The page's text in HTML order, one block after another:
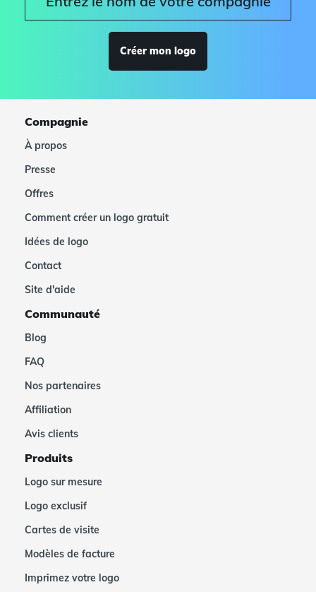
Créer mon logo
Compagnie
À propos
Presse
Offres
Comment créer un logo gratuit
Idées de logo
Contact
Site d'aide
Communauté
Blog
FAQ
Nos partenaires
Affiliation
Avis clients
Produits
Logo sur mesure
Logo exclusif
Cartes de visite
Modèles de facture
Imprimez votre logo